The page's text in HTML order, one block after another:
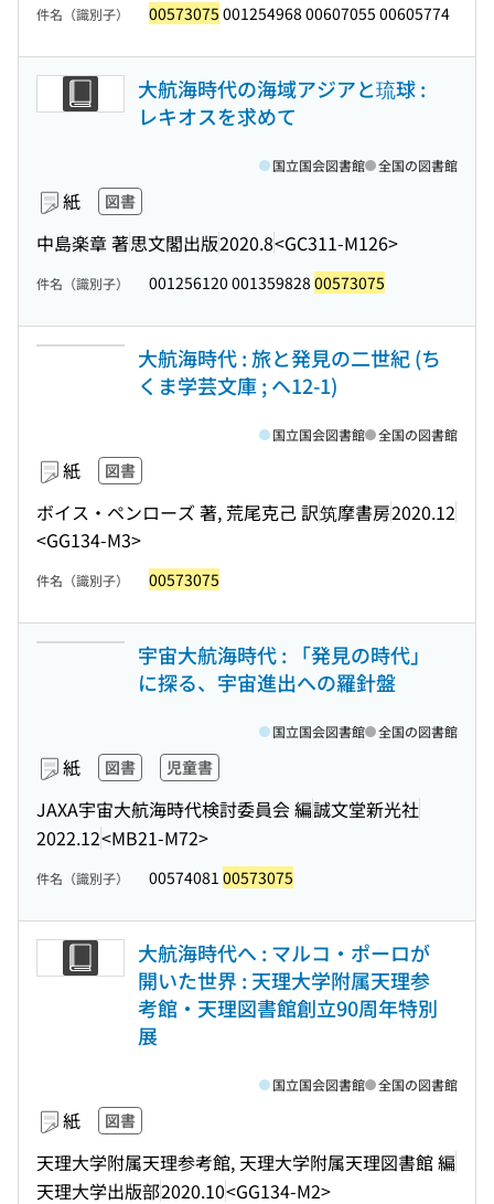
件名（識別子） 00573075 001254968 00607055 00605774
大航海時代の海域アジアと琉球 :
レキオスを求めて
紙 図書
中島楽章 著思文閣出版2020.8<GC311-M126>
国立国会図書館 全国の図書館
件名（識別子） 001256120 001359828 00573075
大航海時代 : 旅と発見の二世紀 (ち
くま学芸文庫 ; ヘ12-1)
紙 図書
ボイス・ペンローズ 著, 荒尾克己 訳筑摩書房2020.12
<GG134-M3>
国立国会図書館 全国の図書館
件名（識別子） 00573075
宇宙大航海時代 : 「発見の時代」
に探る、宇宙進出への羅針盤
紙 図書 児童書
JAXA宇宙大航海時代検討委員会 編誠文堂新光社
2022.12<MB21-M72>
国立国会図書館 全国の図書館
件名（識別子） 00574081 00573075
大航海時代へ : マルコ・ポーロが
開いた世界 : 天理大学附属天理参
考館・天理図書館創立90周年特別
展
紙 図書
天理大学附属天理参考館, 天理大学附属天理図書館 編
天理大学出版部2020.10<GG134-M2>
国立国会図書館 全国の図書館